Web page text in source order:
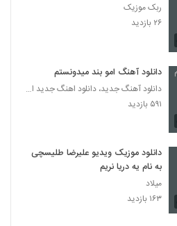
ربک موزیک
۲۶ بازدید
دانلود آهنگ امو بند میدونستم
دانلود آهنگ جدید، دانلود اهنگ جدید ایرانی
۵۹۱ بازدید
دانلود موزیک ویدیو علیرضا طلیسچی
به نام یه دریا نریم
میلاد
۱۶۳ بازدید